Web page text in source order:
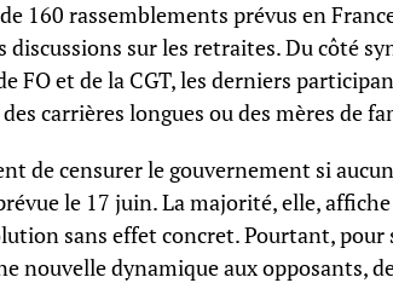
160 rassemblements prévus en
sur les retraites. Du côté
FO et de la CGT, les derniers
carrières longues ou des mères de
de censurer le gouvernement si
le 17 juin. La majorité, elle,
sans effet concret. Pourtant, pour
nouvelle dynamique aux opposants,